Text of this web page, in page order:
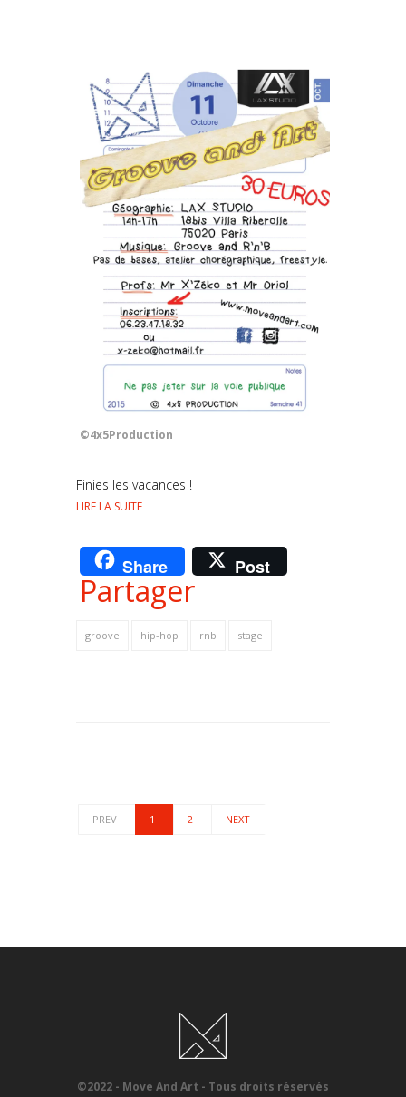
©4x5Production
Finies les vacances !
LIRE LA SUITE
Share Post
Partager
groove hip-hop rnb stage
PREV 1 2 NEXT
©2022 - Move And Art - Tous droits réservés